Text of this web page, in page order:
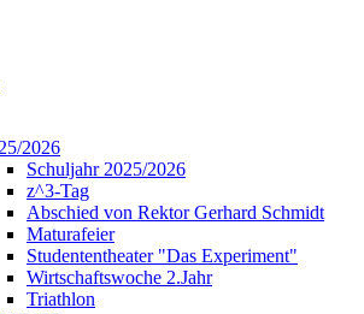
2026
Schuljahr 2025/2026
z^3-Tag
Abschied von Rektor Gerhard Schmidt
Maturafeier
Studententheater "Das Experiment"
Wirtschaftswoche 2.Jahr
Triathlon